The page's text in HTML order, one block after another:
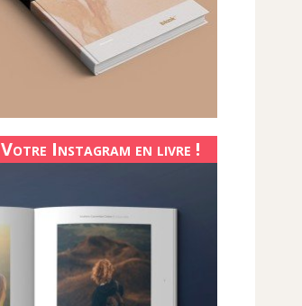
Votre Instagram en livre !